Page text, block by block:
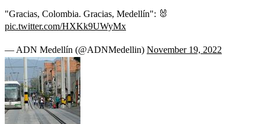
"Gracias, Colombia. Gracias, Medellín": 🐰
pic.twitter.com/HXKk9UWyMx
— ADN Medellín (@ADNMedellin) November 19, 2022